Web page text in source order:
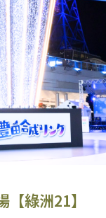
綠洲21】